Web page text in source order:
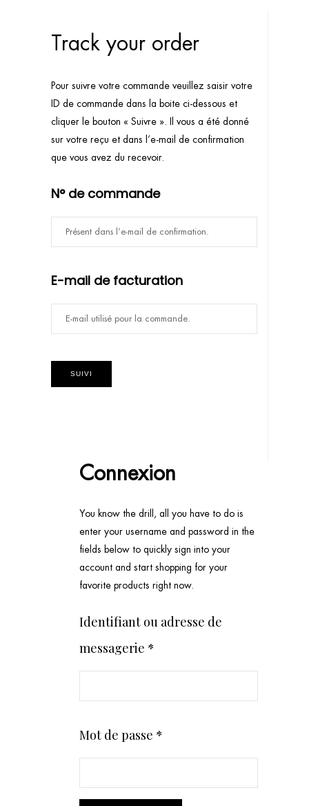
Track your order
Pour suivre votre commande veuillez saisir votre
ID de commande dans la boite ci-dessous et
cliquer le bouton « Suivre ». Il vous a été donné
sur votre reçu et dans l’e-mail de confirmation
que vous avez du recevoir.
N° de commande
E-mail de facturation
SUIVI
Connexion
You know the drill, all you have to do is
enter your username and password in the
fields below to quickly sign into your
account and start shopping for your
favorite products right now.
Identifiant ou adresse de
messagerie *
Mot de passe *